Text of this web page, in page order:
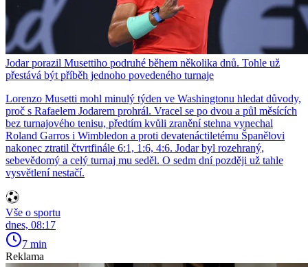
Jodar porazil Musettiho podruhé během několika dnů. Tohle už
přestává být příběh jednoho povedeného turnaje
Lorenzo Musetti mohl minulý týden ve Washingtonu hledat důvody,
proč s Rafaelem Jodarem prohrál. Vracel se po dvou a půl měsících
bez turnajového tenisu, předtím kvůli zranění stehna vynechal
Roland Garros i Wimbledon a proti devatenáctiletému Španělovi
nakonec ztratil čtvrtfinále 6:1, 1:6, 4:6. Jodar byl rozehraný,
sebevědomý a celý turnaj mu seděl. O sedm dní později už tahle
vysvětlení nestačí.
Vše o sportu
dnes, 08:17
7 min
Reklama